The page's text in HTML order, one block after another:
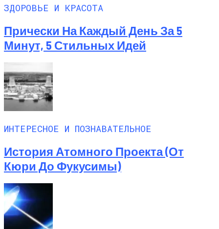
ЗДОРОВЬЕ И КРАСОТА
Прически На Каждый День За 5
Минут, 5 Стильных Идей
ИНТЕРЕСНОЕ И ПОЗНАВАТЕЛЬНОЕ
История Атомного Проекта (от
Кюри До Фукусимы)